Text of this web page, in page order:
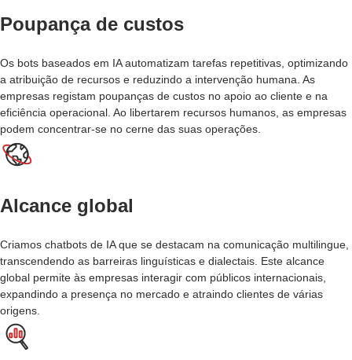
Poupança de custos
Os bots baseados em IA automatizam tarefas repetitivas, optimizando
a atribuição de recursos e reduzindo a intervenção humana. As
empresas registam poupanças de custos no apoio ao cliente e na
eficiência operacional. Ao libertarem recursos humanos, as empresas
podem concentrar-se no cerne das suas operações.
Alcance global
Criamos chatbots de IA que se destacam na comunicação multilingue,
transcendendo as barreiras linguísticas e dialectais. Este alcance
global permite às empresas interagir com públicos internacionais,
expandindo a presença no mercado e atraindo clientes de várias
origens.